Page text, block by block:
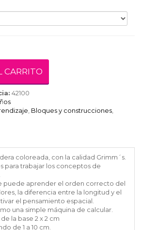
CARRITO
42100
Bloques y construcciones
coloreada, con la calidad Grimm´s.
para trabajar los conceptos de
puede aprender el orden correcto del
la diferencia entre la longitud y el
el pensamiento espacial.
una simple máquina de calcular.
la base 2 x 2 cm
de 1 a 10 cm.